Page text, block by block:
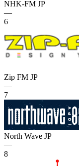
NHK-FM JP
—
6
Zip FM JP
—
7
North Wave JP
—
8